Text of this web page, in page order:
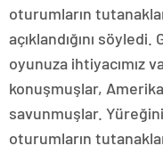
oturumların
açıklandığını
oyunuza ihtiyacımız
konuşmuşlar,
savunmuşlar.
oturumların